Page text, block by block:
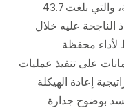
والتي بلغت43.7
الناجحة عليه خلال
لأداء محفظة
على تنفيذ عمليات
إعادة الهيكلة
بوضوح جدارة